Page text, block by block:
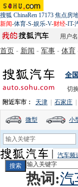
搜狐 ChinaRen 17173 焦点房
新闻-体育-S-娱乐-V-财经-IT-
用户名
首页 - 新闻 - 军事 - 体育
全国
切换
附近车市： 天津 石家庄
微型 小
汽车频
热词:汽